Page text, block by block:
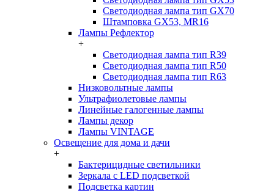
Светодиодная лампа тип GX70
Штамповка GX53, MR16
Лампы Рефлектор
+
Светодиодная лампа тип R39
Светодиодная лампа тип R50
Светодиодная лампа тип R63
Низковольтные лампы
Ультрафиолетовые лампы
Линейные галогенные лампы
Лампы декор
Лампы VINTAGE
Освещение для дома и дачи
+
Бактерицидные светильники
Зеркала с LED подсветкой
Подсветка картин